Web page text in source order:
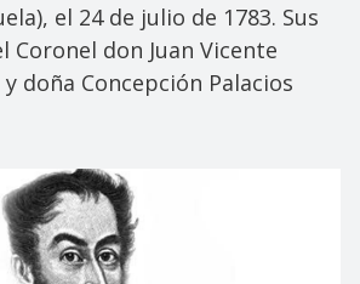
el 24 de julio de 1783. Sus
Coronel don Juan Vicente
doña Concepción Palacios